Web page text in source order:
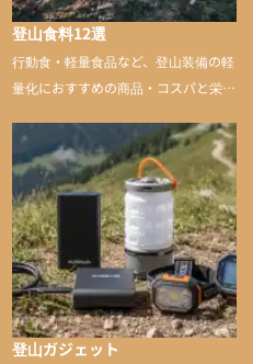
登山食料12選
行動食・軽量食品など、登山装備の軽
量化におすすめの商品・コスパと栄養
登山ガジェット